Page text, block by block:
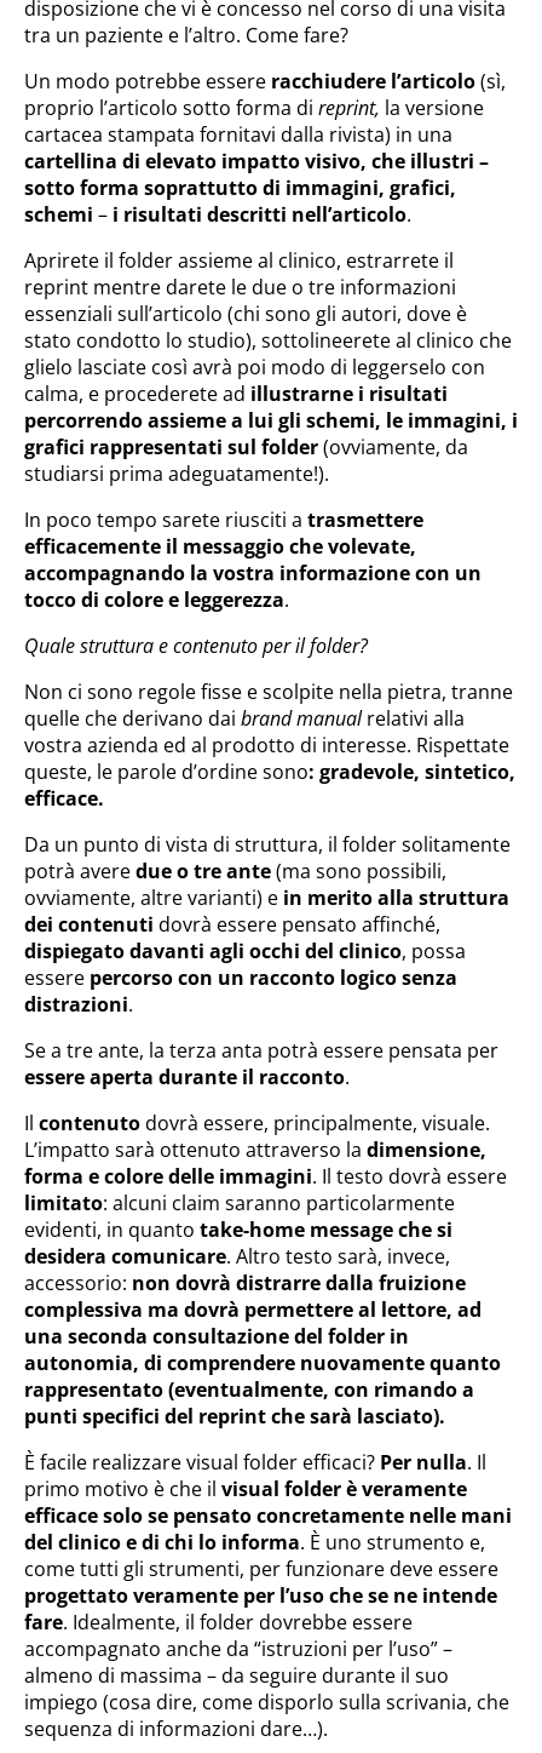
disposizione che vi è concesso nel corso di una visita
tra un paziente e l’altro. Come fare?
Un modo potrebbe essere racchiudere l’articolo(sì,
proprio l’articolo sotto forma di reprint, la versione
cartacea stampata fornitavi dalla rivista) in una
cartellina di elevato impatto visivo, che illustri –
sotto forma soprattutto di immagini, grafici,
schemi – i risultati descritti nell’articolo.
Aprirete il folder assieme al clinico, estrarrete il
reprint mentre darete le due o tre informazioni
essenziali sull’articolo (chi sono gli autori, dove è
stato condotto lo studio), sottolineerete al clinico che
glielo lasciate così avrà poi modo di leggerselo con
calma, e procederete ad illustrarne i risultati
percorrendo assieme a lui gli schemi, le immagini, i
grafici rappresentati sul folder(ovviamente, da
studiarsi prima adeguatamente!).
In poco tempo sarete riusciti a trasmettere
efficacemente il messaggio che volevate,
accompagnando la vostra informazione con un
tocco di colore e leggerezza.
Quale struttura e contenuto per il folder?
Non ci sono regole fisse e scolpite nella pietra, tranne
quelle che derivano dai brand manualrelativi alla
vostra azienda ed al prodotto di interesse. Rispettate
queste, le parole d’ordine sono: gradevole, sintetico,
efficace.
Da un punto di vista di struttura, il folder solitamente
potrà averedue o tre ante(ma sono possibili,
ovviamente, altre varianti) e in merito alla struttura
dei contenuti dovrà essere pensato affinché,
dispiegato davanti agli occhi del clinico, possa
essere percorso con un racconto logico senza
distrazioni.
Se a tre ante, la terza anta potrà essere pensata per
essere aperta durante il racconto.
Il contenutodovrà essere, principalmente, visuale.
L’impatto sarà ottenuto attraverso la dimensione,
forma e colore delle immagini. Il testo dovrà essere
limitato: alcuni claim saranno particolarmente
evidenti, in quanto take-home message che si
desidera comunicare. Altro testo sarà, invece,
accessorio: non dovrà distrarre dalla fruizione
complessiva ma dovrà permettere al lettore, ad
una seconda consultazione del folder in
autonomia, di comprendere nuovamente quanto
rappresentato (eventualmente, con rimando a
punti specifici del reprint che sarà lasciato).
È facile realizzare visual folder efficaci? Per nulla. Il
primo motivo è che il visual folder è veramente
efficace solo se pensato concretamente nelle mani
del clinico e di chi lo informa. È uno strumento e,
come tutti gli strumenti, per funzionare deve essere
progettato veramente per l’uso che se ne intende
fare. Idealmente, il folder dovrebbe essere
accompagnato anche da “istruzioni per l’uso” –
almeno di massima – da seguire durante il suo
impiego (cosa dire, come disporlo sulla scrivania, che
sequenza di informazioni dare…).